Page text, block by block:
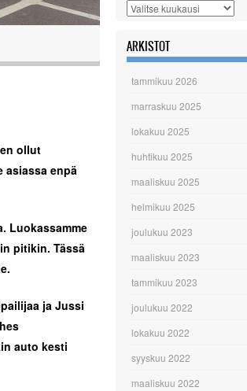
ollut
asiassa enpä
Luokassamme
pitikin. Tässä
ja Jussi
auto kesti
Arkistot
ARKISTOT
tammikuu 2026
marraskuu 2025
lokakuu 2025
huhtikuu 2025
maaliskuu 2025
helmikuu 2025
joulukuu 2023
maaliskuu 2023
tammikuu 2023
joulukuu 2022
lokakuu 2022
syyskuu 2022
maaliskuu 2022